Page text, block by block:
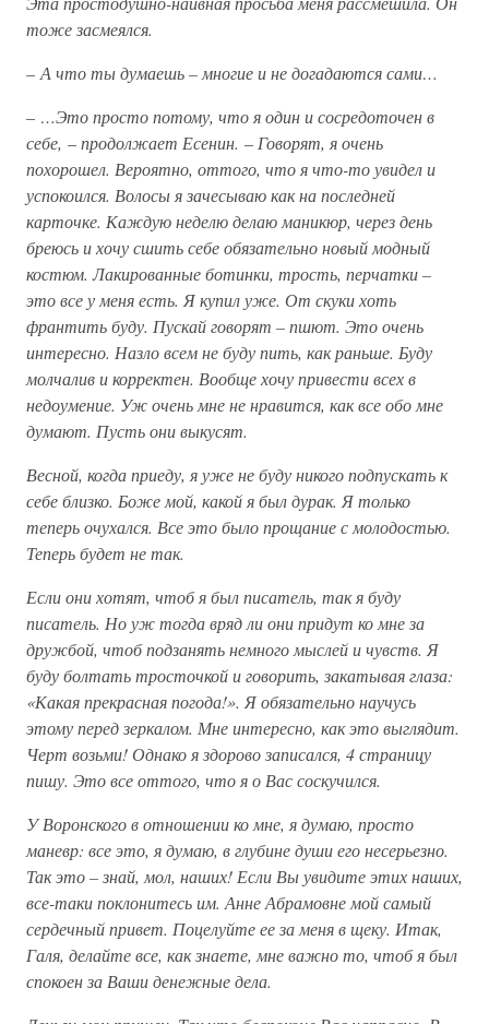
тоже засмеялся.
– А что ты думаешь – многие и не догадаются сами…
– …Это просто потому, что я один и сосредоточен в
себе, –продолжает Есенин. – Говорят, я очень
похорошел. Вероятно, оттого, что я что-то увидел и
успокоился. Волосы я зачесываю как на последней
карточке. Каждую неделю делаю маникюр, через день
бреюсь и хочу сшить себе обязательно новый модный
костюм. Лакированные ботинки, трость, перчатки –
это все у меня есть. Я купил уже. От скуки хоть
франтить буду. Пускай говорят – пшют. Это очень
интересно. Назло всем не буду пить, как раньше. Буду
молчалив и корректен. Вообще хочу привести всех в
недоумение. Уж очень мне не нравится, как все обо мне
думают. Пусть они выкусят.
Весной, когда приеду, я уже не буду никого подпускать к
себе близко. Боже мой, какой я был дурак. Я только
теперь очухался. Все это было прощание с молодостью.
Теперь будет не так.
Если они хотят, чтоб я был писатель, так я буду
писатель. Но уж тогда вряд ли они придут ко мне за
дружбой, чтоб подзанять немного мыслей и чувств. Я
буду болтать тросточкой и говорить, закатывая глаза:
«Какая прекрасная погода!». Я обязательно научусь
этому перед зеркалом. Мне интересно, как это выглядит.
Черт возьми! Однако я здорово записался, 4 страницу
пишу. Это все оттого, что я о Вас соскучился.
У Воронского в отношении ко мне, я думаю, просто
маневр: все это, я думаю, в глубине души его несерьезно.
Так это – знай, мол, наших! Если Вы увидите этих наших,
все-таки поклонитесь им. Анне Абрамовне мой самый
сердечный привет. Поцелуйте ее за меня в щеку. Итак,
Галя, делайте все, как знаете, мне важно то, чтоб я был
спокоен за Ваши денежные дела.